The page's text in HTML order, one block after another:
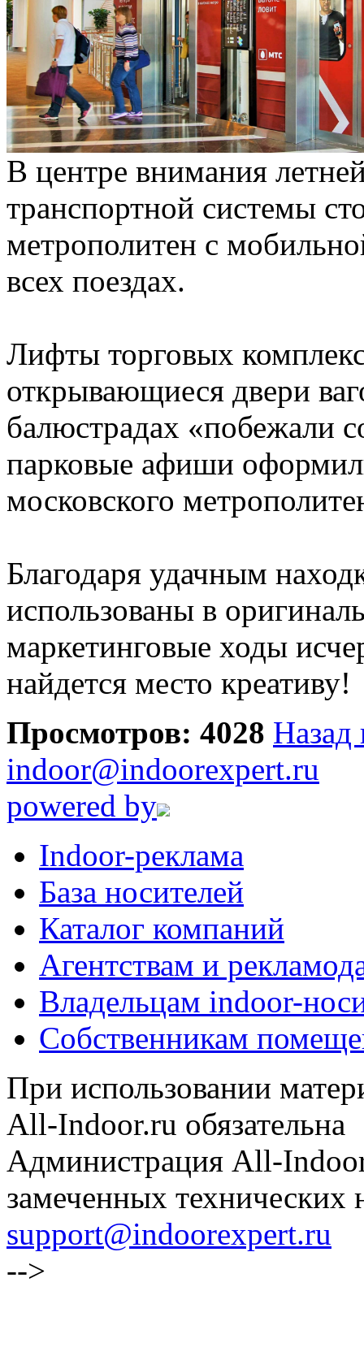
В центре внимания
транспортной системы
метрополитен с
всех поездах.
Лифты торговых
открывающиеся двери
балюстрадах «побежали
парковые афиши
московского
Благодаря удачным
использованы в
маркетинговые ходы
найдется место креативу!
Просмотров: 4028 Назад
indoor@indoorexpert.ru
powered by
Indoor-реклама
База носителей
Каталог компаний
Агентствам и
Владельцам indoor-
Собственникам
При использовании
All-Indoor.ru обязательна
Администрация All-
замеченных технических
support@indoorexpert.ru
-->